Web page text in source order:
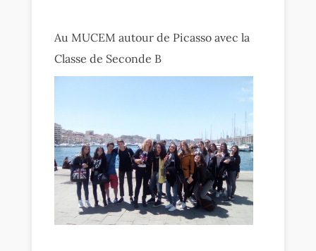
Au MUCEM autour de Picasso avec la
Classe de Seconde B